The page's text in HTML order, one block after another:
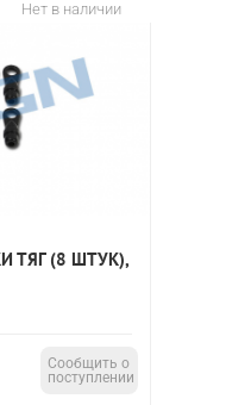
Нет в наличии
ТЯГ (8 ШТУК),
Сообщить о
поступлении